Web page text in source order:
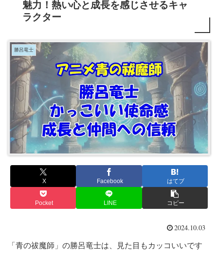
魅力！熱い心と成長を感じさせるキャ
ラクター
勝呂竜士
X Facebook はてブ
Pocket LINE コピー
2024.10.03
「青の祓魔師」の勝呂竜士は、見た目もカッコいいです